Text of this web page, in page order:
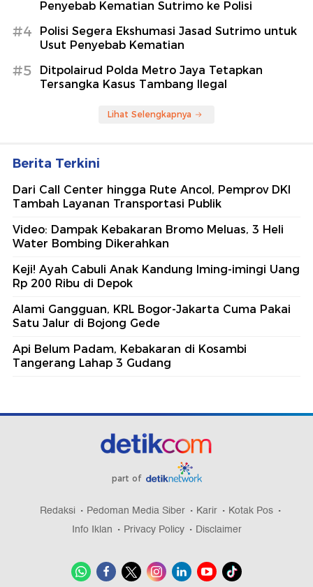
Penyebab Kematian Sutrimo ke Polisi
#4
Polisi Segera Ekshumasi Jasad Sutrimo untuk
Usut Penyebab Kematian
#5
Ditpolairud Polda Metro Jaya Tetapkan
Tersangka Kasus Tambang Ilegal
Lihat Selengkapnya
Berita Terkini
Dari Call Center hingga Rute Ancol, Pemprov DKI
Tambah Layanan Transportasi Publik
Video: Dampak Kebakaran Bromo Meluas, 3 Heli
Water Bombing Dikerahkan
Keji! Ayah Cabuli Anak Kandung Iming-imingi Uang
Rp 200 Ribu di Depok
Alami Gangguan, KRL Bogor-Jakarta Cuma Pakai
Satu Jalur di Bojong Gede
Api Belum Padam, Kebakaran di Kosambi
Tangerang Lahap 3 Gudang
part of
Redaksi Pedoman Media Siber Karir
Kotak Pos
Info Iklan
Privacy Policy Disclaimer